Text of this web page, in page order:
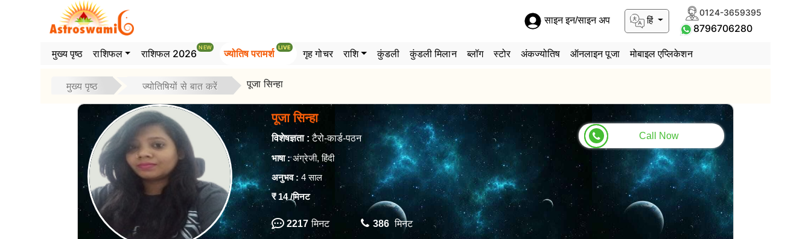
0124-3659395
8796706280
हिं
साइन इन/साइन अप
मुख्य पृष्ठ राशिफल राशिफल 2026
NEW
ज्योतिष परामर्श
LIVE
गृह गोचर राशि कुंडली कुंडली मिलान ब्लॉग स्टोर अंकज्योतिष ऑनलाइन पूजा मोबाइल एप्लिकेशन
मुख्य पृष्ठ ज्योतिषियों से बात करें पूजा सिन्हा
पूजा सिन्हा
विशेषज्ञता : टैरो-कार्ड-पठन
भाषा :अंग्रेजी, हिंदी
अनुभव :4 साल
₹ 14/मिनट
2217 मिनट 386 मिनट
Call Now